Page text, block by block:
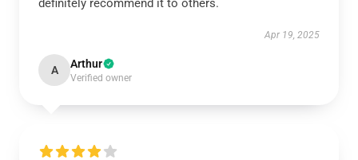
definitely recommend it to others.
Apr 19, 2025
A Arthur
Verified owner